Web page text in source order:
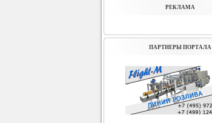
РЕКЛАМА
ПАРТНЕРЫ ПОРТАЛА